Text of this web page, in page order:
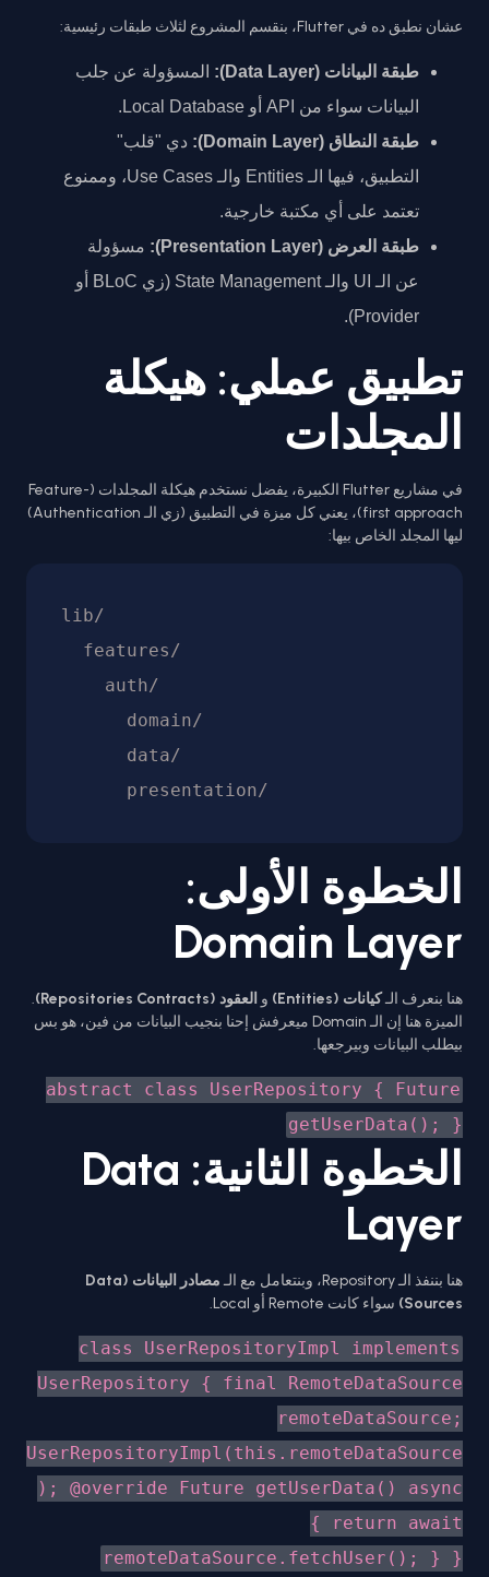
عشان نطبق ده في Flutter، بنقسم المشروع لثلاث طبقات رئيسية:
طبقة البيانات (Data Layer):
المسؤولة عن جلب
البيانات سواء من API أو Local Database.
طبقة النطاق (Domain Layer):
دي "قلب"
التطبيق، فيها الـ Entities والـ Use Cases، وممنوع
تعتمد على أي مكتبة خارجية.
طبقة العرض (Presentation Layer):
مسؤولة
عن الـ UI والـ State Management (زي BLoC أو
Provider).
تطبيق عملي: هيكلة
المجلدات
في مشاريع Flutter الكبيرة، يفضل نستخدم هيكلة المجلدات (Feature-
first approach)، يعني كل ميزة في التطبيق (زي الـ Authentication)
ليها المجلد الخاص بيها:
lib/
الخطوة الأولى:
Domain Layer
هنا بنعرف الـكيانات (Entities) و العقود (Repositories Contracts)
.
الميزة هنا إن الـ Domain ميعرفش إحنا بنجيب البيانات من فين، هو بس
بيطلب البيانات وبيرجعها.
abstract class UserRepository { Future
getUserData(); }
الخطوة الثانية: Data
Layer
هنا بننفذ الـ Repository، وبنتعامل مع الـ
مصادر البيانات (Data
Sources) سواء كانت Remote أو Local.
class UserRepositoryImpl implements
UserRepository { final RemoteDataSource
remoteDataSource;
UserRepositoryImpl(this.remoteDataSource
); @override Future getUserData() async
{ return await
remoteDataSource.fetchUser(); } }